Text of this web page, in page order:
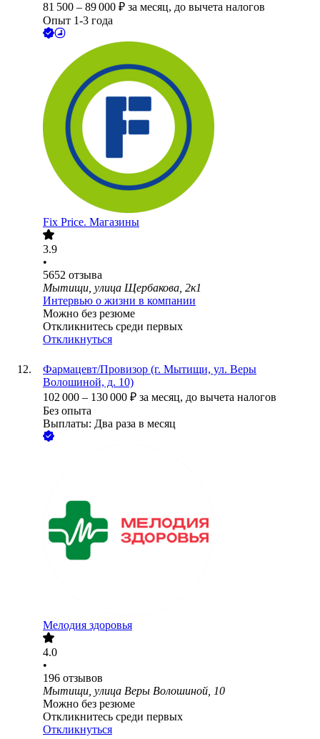
81 500 – 89 000 ₽ за месяц, до вычета налогов
Опыт 1-3 года
Fix Price. Магазины
3.9
•
5652 отзыва
Мытищи, улица Щербакова, 2к1
Интервью о жизни в компании
Можно без резюме
Откликнитесь среди первых
Откликнуться
Фармацевт/Провизор (г. Мытищи, ул. Веры
Волошиной, д. 10)
102 000 – 130 000 ₽ за месяц, до вычета налогов
Без опыта
Выплаты: Два раза в месяц
Мелодия здоровья
4.0
•
196 отзывов
Мытищи, улица Веры Волошиной, 10
Можно без резюме
Откликнитесь среди первых
Откликнуться